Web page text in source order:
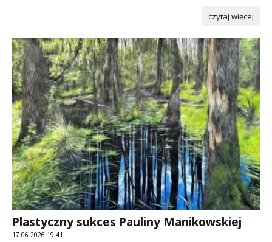
czytaj więcej
Plastyczny sukces Pauliny Manikowskiej
17.06.2026 19:41